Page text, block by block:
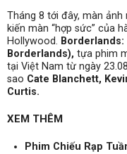
Tháng 8 tới đây, màn
kiến màn “hợp sức” của
Hollywood.
Borderlands), tựa phim
tại Việt Nam từ ngày
sao Cate Blanchett,
Curtis.
XEM THÊM
Phim Chiếu Rạp